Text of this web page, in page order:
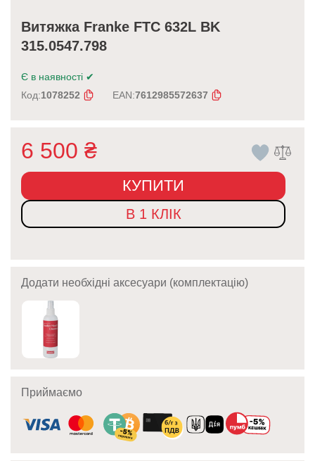
Витяжка Franke FTC 632L BK
315.0547.798
Є в наявності ✔
Код:1078252 EAN:7612985572637
6 500 ₴
КУПИТИ
В 1 КЛІК
Додати необхідні аксесуари (комплектацію)
Приймаємо